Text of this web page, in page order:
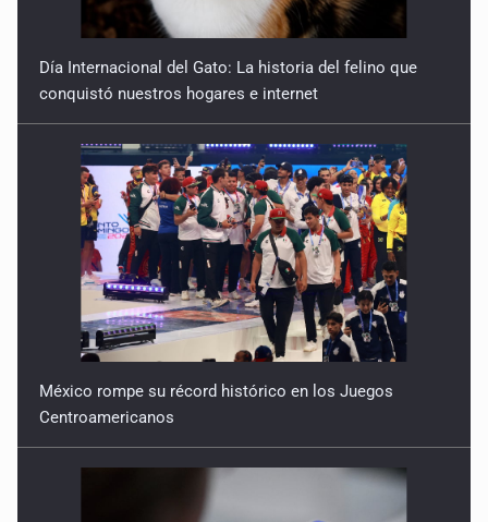
Día Internacional del Gato: La historia del felino que
conquistó nuestros hogares e internet
México rompe su récord histórico en los Juegos
Centroamericanos